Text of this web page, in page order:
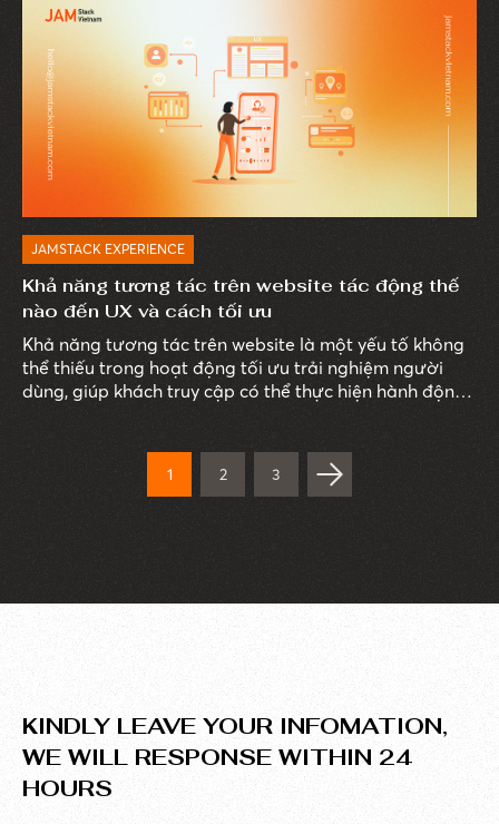
JAMSTACK EXPERIENCE
Khả năng tương tác trên website tác động thế
nào đến UX và cách tối ưu
Khả năng tương tác trên website là một yếu tố không
thể thiếu trong hoạt động tối ưu trải nghiệm người
dùng, giúp khách truy cập có thể thực hiện hành động,
1 2 3
KINDLY LEAVE YOUR INFOMATION,
WE WILL RESPONSE WITHIN 24
HOURS